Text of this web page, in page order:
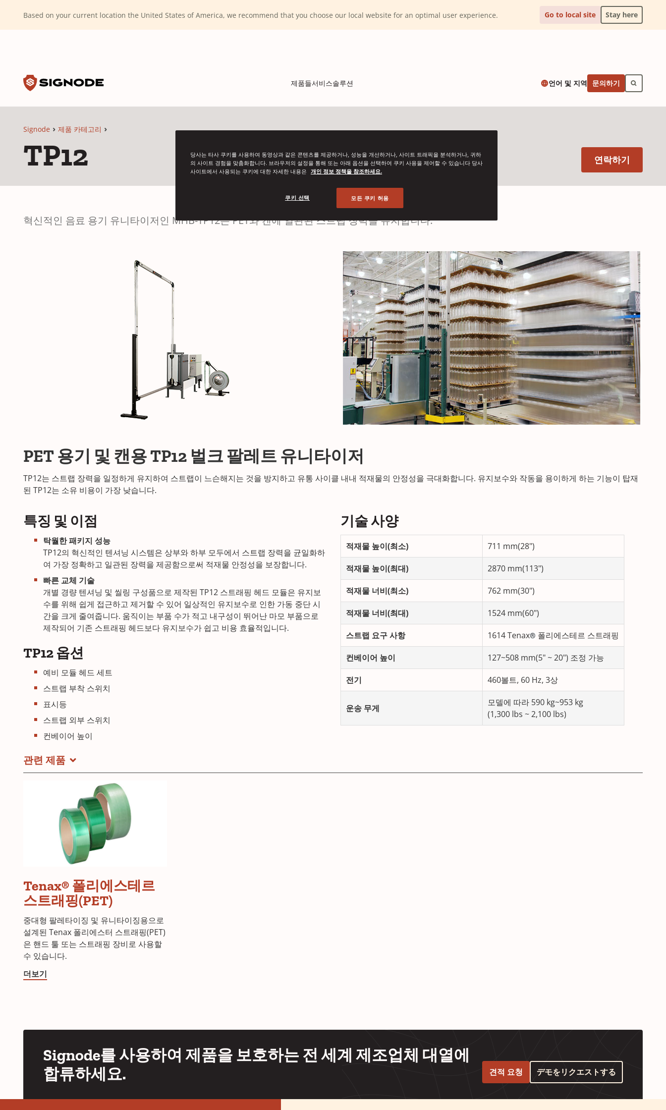
Based on your current location the United States of America, we recommend that you choose our local website for an optimal user experience. Go to local site Stay here
제품들서비스솔루션 언어 및 지역 문의하기
Signode 제품 카테고리
TP12 연락하기
혁신적인 음료 용기 유니타이저인 MHB-TP12는 PET와 캔에 일관된 스트랩 장력을 유지합니다.
PET 용기 및 캔용 TP12 벌크 팔레트 유니타이저
TP12는 스트랩 장력을 일정하게 유지하여 스트랩이 느슨해지는 것을 방지하고 유통 사이클 내내 적재물의 안정성을 극대화합니다. 유지보수와 작동을 용이하게 하는 기능이 탑재
된 TP12는 소유 비용이 가장 낮습니다.
특징 및 이점
탁월한 패키지 성능
TP12의 혁신적인 텐셔닝 시스템은 상부와 하부 모두에서 스트랩 장력을 균일화하
여 가장 정확하고 일관된 장력을 제공함으로써 적재물 안정성을 보장합니다.
빠른 교체 기술
개별 경량 텐셔닝 및 씰링 구성품으로 제작된 TP12 스트래핑 헤드 모듈은 유지보
수를 위해 쉽게 접근하고 제거할 수 있어 일상적인 유지보수로 인한 가동 중단 시
간을 크게 줄여줍니다. 움직이는 부품 수가 적고 내구성이 뛰어난 마모 부품으로
제작되어 기존 스트래핑 헤드보다 유지보수가 쉽고 비용 효율적입니다.
TP12 옵션
예비 모듈 헤드 세트
스트랩 부착 스위치
표시등
스트랩 외부 스위치
컨베이어 높이
기술 사양
적재물 높이(최소) 711 mm(28")
적재물 높이(최대) 2870 mm(113")
적재물 너비(최소) 762 mm(30")
적재물 너비(최대) 1524 mm(60")
스트랩 요구 사항 1614 Tenax® 폴리에스테르 스트래핑
컨베이어 높이 127~508 mm(5" ~ 20") 조정 가능
전기 460볼트, 60 Hz, 3상
운송 무게
모델에 따라 590 kg~953 kg
(1,300 lbs ~ 2,100 lbs)
관련 제품
폴
리
에
스
테
르
스
래
Tenax® 폴리에스테르
스트래핑(PET)
중대형 팔레타이징 및 유니타이징용으로
설계된 Tenax 폴리에스터 스트래핑(PET)
은 핸드 툴 또는 스트래핑 장비로 사용할
수 있습니다.
더보기
Signode를 사용하여 제품을 보호하는 전 세계 제조업체 대열에
합류하세요.
견적 요청 デモをリクエストする
당사는 타사 쿠키를 사용하여 동영상과 같은 콘텐츠를 제공하거나, 성능을 개선하거나, 사이트 트래픽을 분석하거나, 귀하
의 사이트 경험을 맞춤화합니다. 브라우저의 설정을 통해 또는 아래 옵션을 선택하여 쿠키 사용을 제어할 수 있습니다 당사
사이트에서 사용되는 쿠키에 대한 자세한 내용은 개인 정보 정책을 참조하세요.
쿠키 선택 모든 쿠키 허용